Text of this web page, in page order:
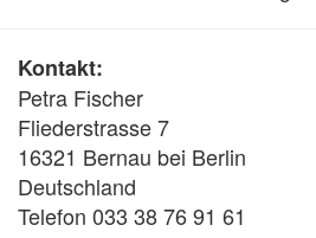
Kontakt:
Petra Fischer
Fliederstrasse 7
16321 Bernau bei Berlin
Deutschland
Telefon 033 38 76 91 61